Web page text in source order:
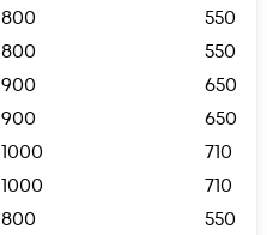
800
550
800
550
900
650
900
650
1000
710
1000
710
800
550